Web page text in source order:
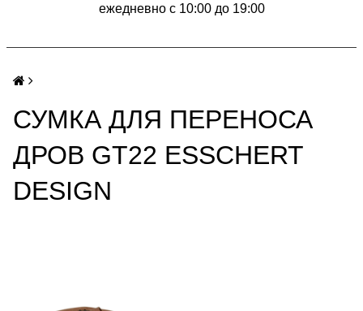
ежедневно с 10:00 до 19:00
СУМКА ДЛЯ ПЕРЕНОСА
ДРОВ GT22 ESSCHERT
DESIGN